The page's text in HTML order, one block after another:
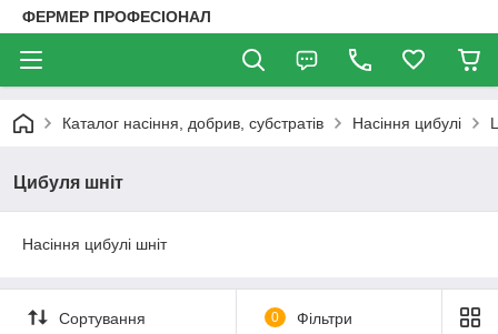
ФЕРМЕР ПРОФЕСІОНАЛ
Каталог насіння, добрив, субстратів Насіння цибулі
Цибуля шніт
Насіння цибулі шніт
Сортування 0 Фільтри